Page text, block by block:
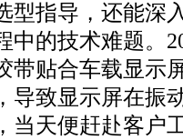
型指导，还能深
中的技术难题。
带贴合车载显示
导致显示屏在振
当天便赶赴客户